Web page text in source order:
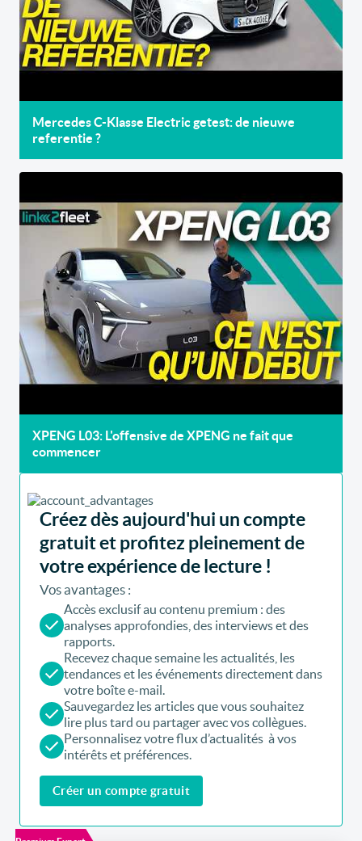
Mercedes C-Klasse Electric getest: de nieuwe
referentie ?
XPENG L03: L'offensive de XPENG ne fait que
commencer
Créez dès aujourd'hui un compte
gratuit et profitez pleinement de
votre expérience de lecture !
Vos avantages :
Accès exclusif au contenu premium : des
analyses approfondies, des interviews et des
rapports.
Recevez chaque semaine les actualités, les
tendances et les événements directement dans
votre boîte e-mail.
Sauvegardez les articles que vous souhaitez
lire plus tard ou partager avec vos collègues.
Personnalisez votre flux d’actualités à vos
intérêts et préférences.
Créer un compte gratuit